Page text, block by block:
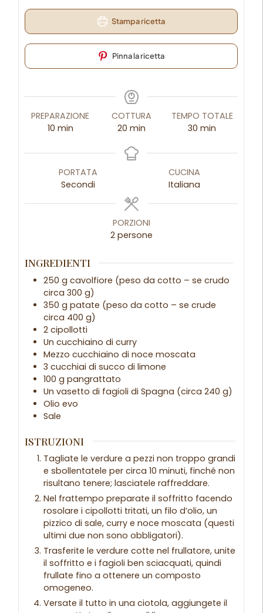
Stampa ricetta
Pinna la ricetta
PREPARAZIONE
10 min
COTTURA
20 min
TEMPO TOTALE
30 min
PORTATA
Secondi
CUCINA
Italiana
PORZIONI
2 persone
INGREDIENTI
250 g cavolfiore (peso da cotto – se crudo
circa 300 g)
350 g patate (peso da cotto – se crude
circa 400 g)
2 cipollotti
Un cucchiaino di curry
Mezzo cucchiaino di noce moscata
3 cucchiai di succo di limone
100 g pangrattato
Un vasetto di fagioli di Spagna (circa 240 g)
Olio evo
Sale
ISTRUZIONI
Tagliate le verdure a pezzi non troppo grandi
e sbollentatele per circa 10 minuti, finché non
risultano tenere; lasciatele raffreddare.
Nel frattempo preparate il soffritto facendo
rosolare i cipollotti tritati, un filo d’olio, un
pizzico di sale, curry e noce moscata (questi
ultimi due non sono obbligatori).
Trasferite le verdure cotte nel frullatore, unite
il soffritto e i fagioli ben sciacquati, quindi
frullate fino a ottenere un composto
omogeneo.
Versate il tutto in una ciotola, aggiungete il